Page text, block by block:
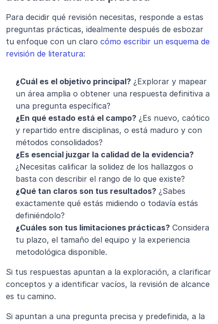
Para decidir qué revisión necesitas, responde a estas
preguntas prácticas, idealmente después de esbozar
tu enfoque con un claro cómo escribir un esquema de
revisión de literatura:
¿Cuál es el objetivo principal? ¿Explorar y mapear
un área amplia o obtener una respuesta definitiva a
una pregunta específica?
¿En qué estado está el campo? ¿Es nuevo, caótico
y repartido entre disciplinas, o está maduro y con
métodos consolidados?
¿Es esencial juzgar la calidad de la evidencia?
¿Necesitas calificar la solidez de los hallazgos o
basta con describir el rango de lo que existe?
¿Qué tan claros son tus resultados? ¿Sabes
exactamente qué estás midiendo o todavía estás
definiéndolo?
¿Cuáles son tus limitaciones prácticas? Considera
tu plazo, el tamaño del equipo y la experiencia
metodológica disponible.
Si tus respuestas apuntan a la exploración, a clarificar
conceptos y a identificar vacíos, la revisión de alcance
es tu camino.
Si apuntan a una pregunta precisa y predefinida, a la